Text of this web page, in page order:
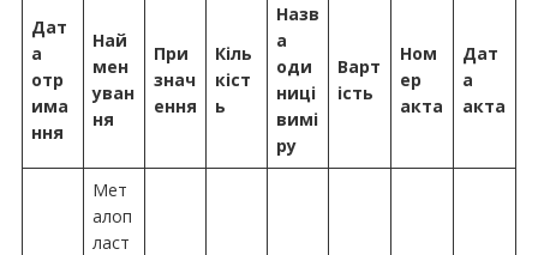
Дат
а
отр
има
ння
Най
мен
уван
ня
При
знач
ення
Кіль
кіст
ь
Назв
а
оди
ниці
вимі
ру
Варт
ість
Ном
ер
акта
Дат
а
акта
Мет
алоп
ласт